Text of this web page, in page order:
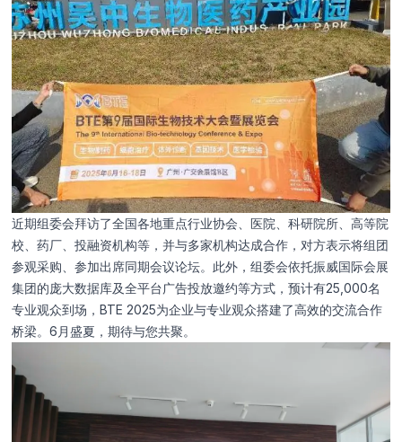
近期组委会拜访了全国各地重点行业协会、医院、科研院所、高等院
校、药厂、投融资机构等，并与多家机构达成合作，对方表示将组团
参观采购、参加出席同期会议论坛。此外，组委会依托振威国际会展
集团的庞大数据库及全平台广告投放邀约等方式，预计有25,000名
专业观众到场，BTE 2025为企业与专业观众搭建了高效的交流合作
桥梁。6月盛夏，期待与您共聚。